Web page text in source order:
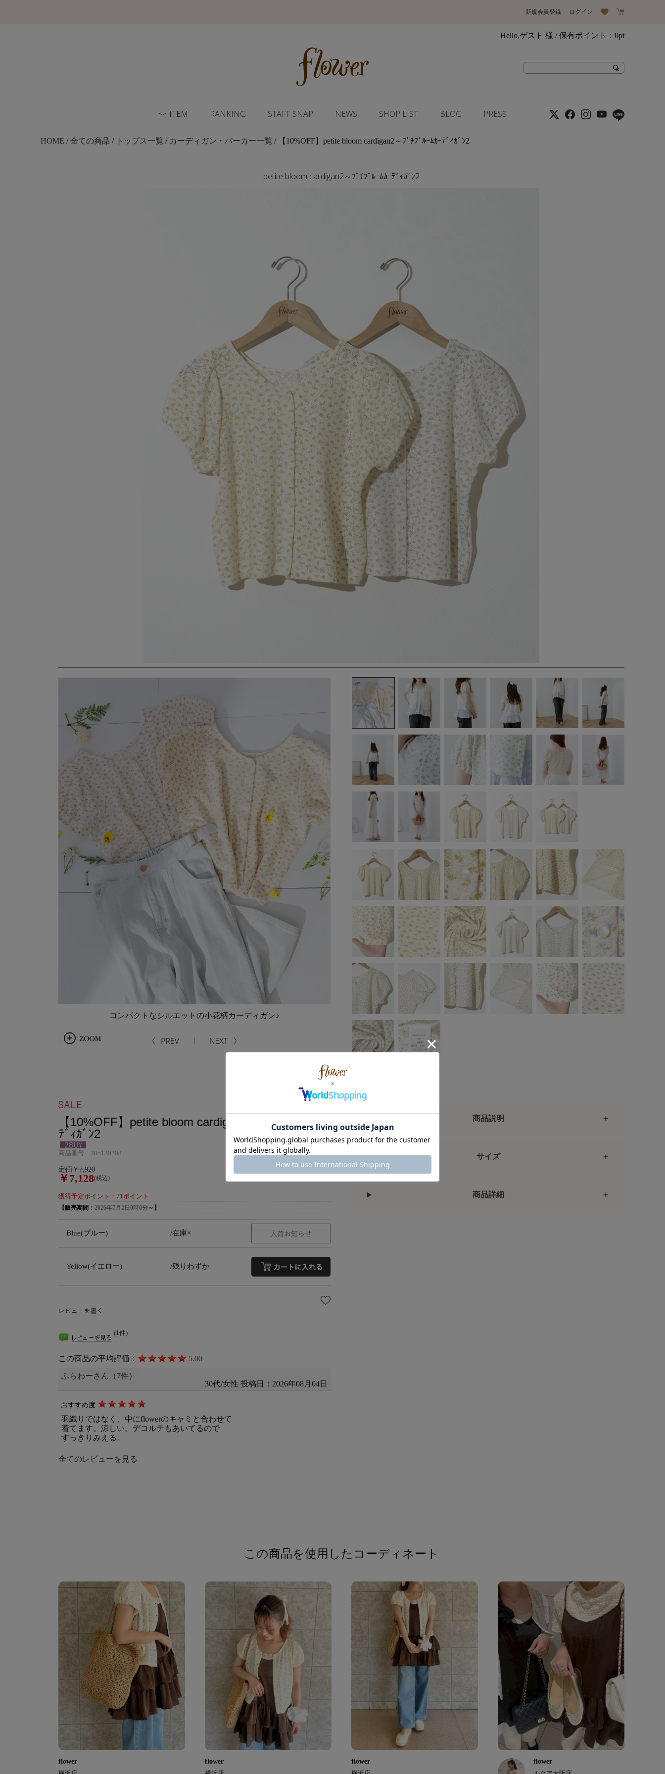
新規会員登録 ログイン
Hello,ゲスト 様 / 保有ポイント： 0pt
ITEM RANKING STAFF SNAP NEWS SHOP LIST BLOG PRESS
HOME /全ての商品 / トップス一覧 / カーディガン・パーカー一覧 / 【10%OFF】petite bloom cardigan2～ﾌﾟﾁﾌﾞﾙｰﾑｶｰﾃﾞｨｶﾞﾝ2
petite bloom cardigan2～ﾌﾟﾁﾌﾞﾙｰﾑｶｰﾃﾞｨｶﾞﾝ2
コンパクトなシルエットの小花柄カーディガン♪
商品説明
サイズ
商品詳細
【10%OFF】petite bloom cardigan2～ﾌﾟﾁﾌﾞﾙｰﾑｶｰ
ﾃﾞｨｶﾞﾝ2
商品番号 305130208
定価￥7,920
￥7,128(税込)
獲得予定ポイント：71ポイント
【販売期間： 2026年7月2日0時0分～】
Blue(ブルー) /在庫×
Yellow(イエロー) /残りわずか
(1件)
この商品の平均評価： 5.00
ふらわーさん（7件）
30代/女性 投稿日：2026年08月04日
おすすめ度
羽織りではなく、中にflowerのキャミと合わせて
着てます。涼しい。デコルテもあいてるので
すっきりみえる。
全てのレビューを見る
この商品を使用したコーディネート
flower
flower
flower
flower